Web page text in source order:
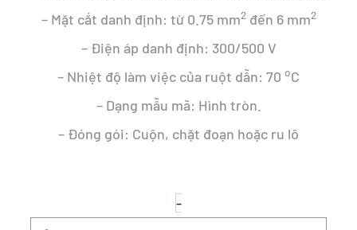
– Mặt cắt danh định: từ 0.75 mm2đến 6 mm2
– Điện áp danh định: 300/500 V
– Nhiệt độ làm việc của ruột dẫn: 70 oC
– Dạng mẫu mã: Hình tròn.
– Đóng gói: Cuộn, chặt đoạn hoặc ru lô
-DÂY
TRÒN